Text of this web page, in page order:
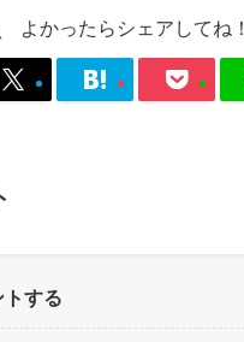
よかったらシェアしてね！
トする